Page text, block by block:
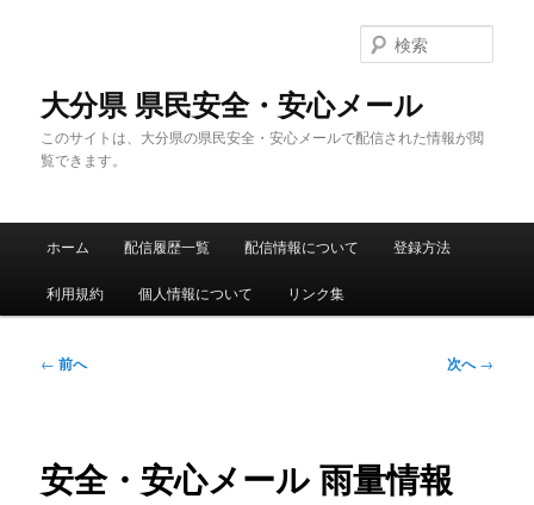
大分県 県民安全・安心メール
このサイトは、大分県の県民安全・安心メールで配信された情報が閲
覧できます。
索
メ
ホーム 配信履歴一覧 配信情報について 登録方法
利用規約 個人情報について リンク集
投
ゲ
ー
← 前へ 次へ→
安全・安心メール 雨量情報